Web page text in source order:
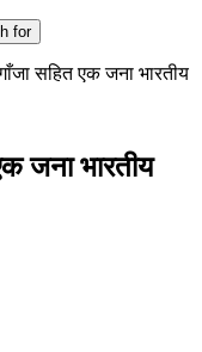
for
सहित एक जना भारतीय
जना भारतीय